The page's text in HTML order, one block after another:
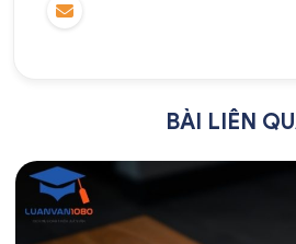
BÀI LIÊN